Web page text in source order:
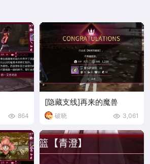
864
[隐藏支线]再来的魔兽
破晓 3,061